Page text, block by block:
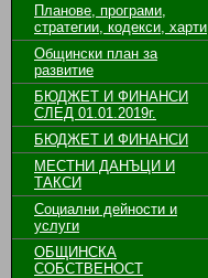
Планове, програми,
стратегии, кодекси, харти
Общински план за
развитие
БЮДЖЕТ И ФИНАНСИ
СЛЕД 01.01.2019г.
БЮДЖЕТ И ФИНАНСИ
МЕСТНИ ДАНЪЦИ И
ТАКСИ
Социални дейности и
услуги
ОБЩИНСКА
СОБСТВЕНОСТ